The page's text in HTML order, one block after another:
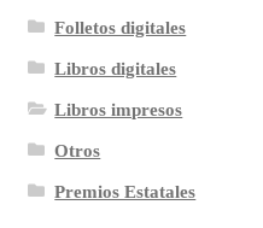
Folletos digitales
Libros digitales
Libros impresos
Otros
Premios Estatales